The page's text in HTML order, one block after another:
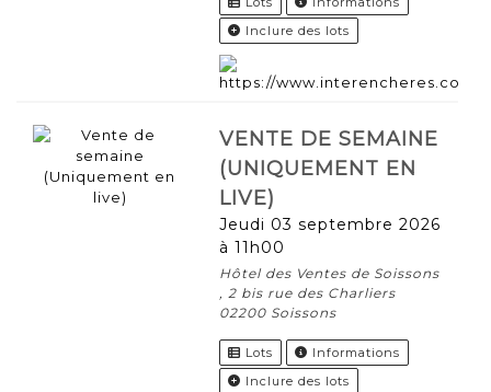
Inclure des lots
VENTE DE SEMAINE
(UNIQUEMENT EN
LIVE)
jeudi 03 septembre 2026
à 11h00
Hôtel des Ventes de Soissons
, 2 bis rue des Charliers
02200 Soissons
Lots
Informations
Inclure des lots